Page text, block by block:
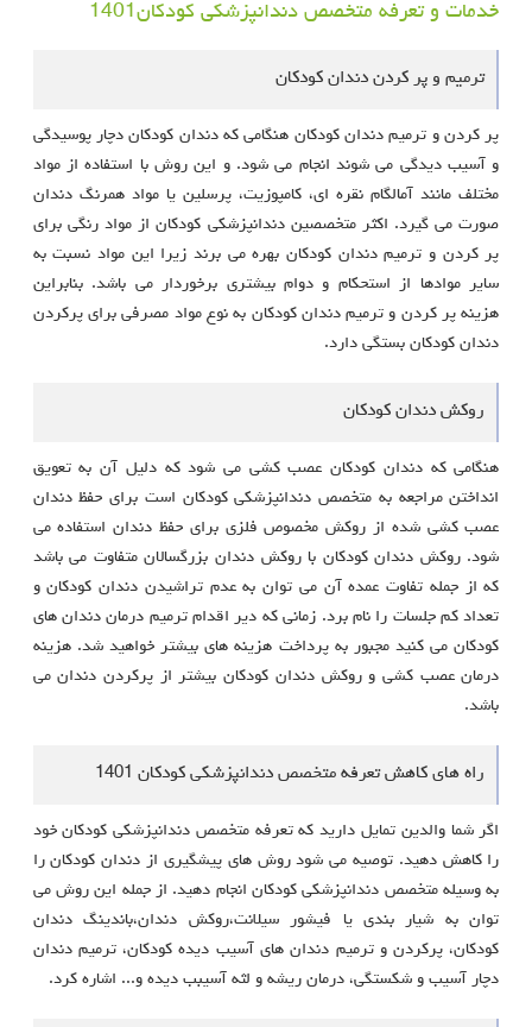
خدمات و تعرفه متخصص دندانپزشکی کودکان1401
ترمیم و پر کردن دندان کودکان
پر کردن و ترمیم دندان کودکان هنگامی که دندان کودکان دچار پوسیدگی
و آسیب دیدگی می شوند انجام می شود. و این روش با استفاده از مواد
مختلف مانند آمالگام نقره ای، کامپوزیت، پرسلین یا مواد همرنگ دندان
صورت می گیرد. اکثر متخصصین دندانپزشکی کودکان از مواد رنگی برای
پر کردن و ترمیم دندان کودکان بهره می برند زیرا این مواد نسبت به
سایر موادها از استحکام و دوام بیشتری برخوردار می باشد. بنابراین
هزینه پر کردن و ترمیم دندان کودکان به نوع مواد مصرفی برای پرکردن
دندان کودکان بستگی دارد.
روکش دندان کودکان
هنگامی که دندان کودکان عصب کشی می شود که دلیل آن به تعویق
انداختن مراجعه به متخصص دندانپزشکی کودکان است برای حفظ دندان
عصب کشی شده از روکش مخصوص فلزی برای حفظ دندان استفاده می
شود. روکش دندان کودکان با روکش دندان بزرگسالان متفاوت می باشد
که از جمله تفاوت عمده آن می توان به عدم تراشیدن دندان کودکان و
تعداد کم جلسات را نام برد. زمانی که دیر اقدام ترمیم درمان دندان های
کودکان می کنید مجبور به پرداخت هزینه های بیشتر خواهید شد. هزینه
درمان عصب کشی و روکش دندان کودکان بیشتر از پرکردن دندان می
باشد.
راه های کاهش تعرفه متخصص دندانپزشکی کودکان 1401
اگر شما والدین تمایل دارید که تعرفه متخصص دندانپزشکی کودکان خود
را کاهش دهید. توصیه می شود روش های پیشگیری از دندان کودکان را
به وسیله متخصص دندانپزشکی کودکان انجام دهید. از جمله این روش می
توان به شیار بندی یا فیشور سیلانت،روکش دندان،باندینگ دندان
کودکان، پرکردن و ترمیم دندان های آسیب دیده کودکان، ترمیم دندان
دچار آسیب و شکستگی، درمان ریشه و لثه آسیبب دیده و... اشاره کرد.